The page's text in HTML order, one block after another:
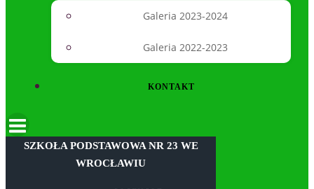
Galeria 2023-2024
Galeria 2022-2023
KONTAKT
SZKOŁA PODSTAWOWA NR 23 WE
WROCŁAWIU